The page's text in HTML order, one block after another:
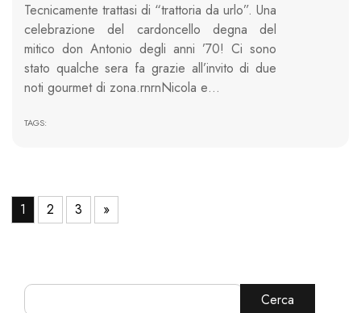
Tecnicamente trattasi di “trattoria da urlo”. Una
celebrazione del cardoncello degna del
mitico don Antonio degli anni ’70! Ci sono
stato qualche sera fa grazie all’invito di due
noti gourmet di zona.rnrnNicola e…
TAGS:
1 2 3 »
Cerca